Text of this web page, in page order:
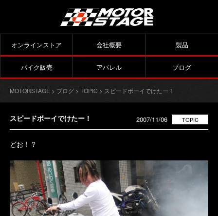
オンラインストア 会社概要 製品
バイク販売 アパレル ブログ
MOTORSTAGE > ブログ > TOPIC > スピードボーイでけたー！
スピードボーイでけたー！ TOPIC
2007/11/06
どお！？